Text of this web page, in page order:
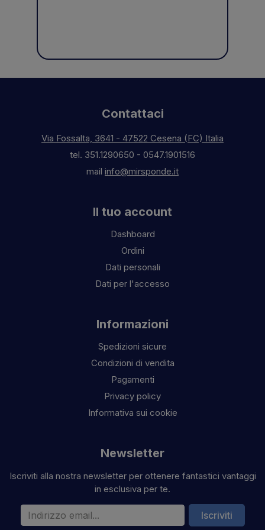
Contattaci
Via Fossalta, 3641 - 47522 Cesena (FC) Italia
tel. 351.1290650 - 0547.1901516
mail info@mirsponde.it
Il tuo account
Dashboard
Ordini
Dati personali
Dati per l'accesso
Informazioni
Spedizioni sicure
Condizioni di vendita
Pagamenti
Privacy policy
Informativa sui cookie
Newsletter
Iscriviti alla nostra newsletter per ottenere fantastici vantaggi
in esclusiva per te.
Indirizzo email Iscriviti